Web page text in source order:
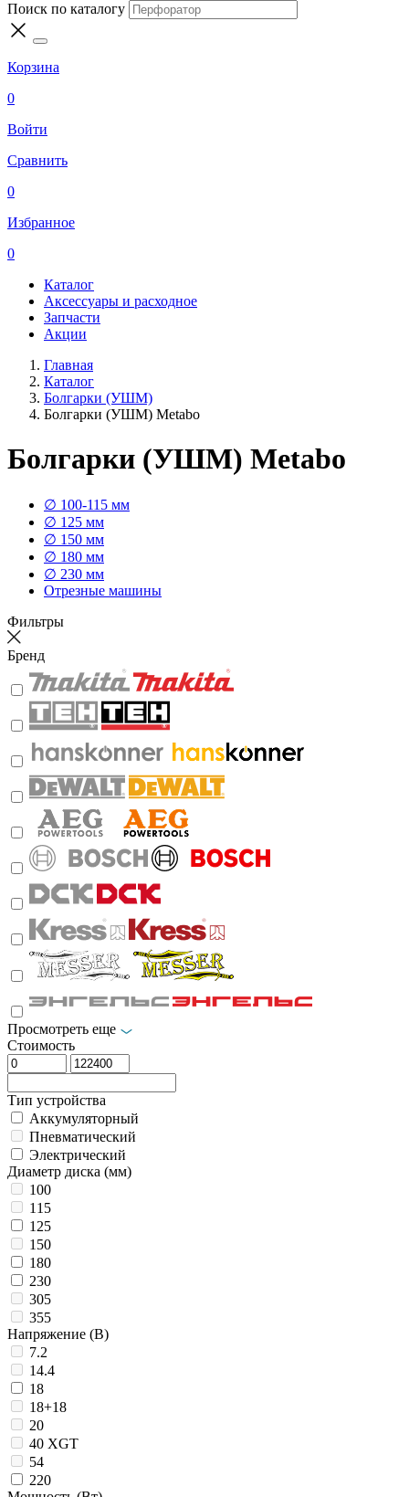
Поиск по каталогу
Корзина
0
Войти
Сравнить
0
Избранное
0
Каталог
Аксессуары и расходное
Запчасти
Акции
Главная
Каталог
Болгарки (УШМ)
Болгарки (УШМ) Metabo
Болгарки (УШМ) Metabo
∅ 100-115 мм
∅ 125 мм
∅ 150 мм
∅ 180 мм
∅ 230 мм
Отрезные машины
Фильтры
Бренд
Просмотреть еще
Стоимость
Тип устройства
Аккумуляторный
Пневматический
Электрический
Диаметр диска (мм)
100
115
125
150
180
230
305
355
Напряжение (В)
7.2
14.4
18
18+18
20
40 XGT
54
220